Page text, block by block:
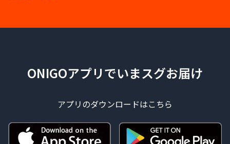
ONIGOアプリでいまスグお届け
アプリのダウンロードはこちら